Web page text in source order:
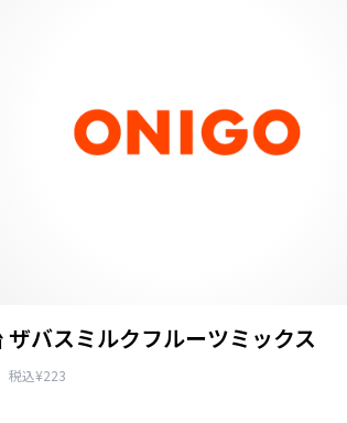
ザバスミルクフルーツミックス
税込¥223